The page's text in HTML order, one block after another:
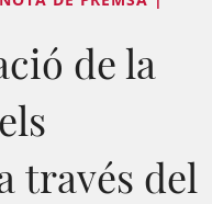
de la
través del